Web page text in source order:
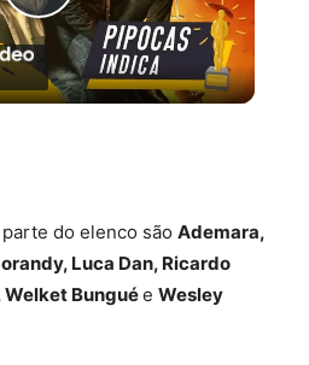
Play
Video
do elenco são Ademara,
Luca Dan, Ricardo
Welket Bunguée Wesley